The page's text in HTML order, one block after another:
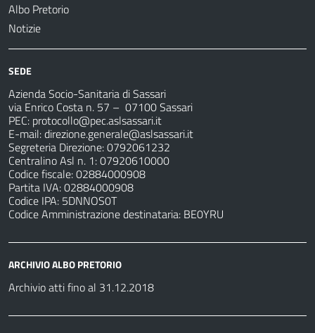
Albo Pretorio
Notizie
SEDE
Azienda Socio-Sanitaria di Sassari
via Enrico Costa n. 57 – 07100 Sassari
PEC: protocollo@pec.aslsassari.it
E-mail:direzione.generale@aslsassari.it
Segreteria Direzione: 0792061232
Centralino Asl n. 1: 07920610000
Codice fiscale: 02884000908
Partita IVA: 02884000908
Codice IPA: 5DNNOS0T
Codice Amministrazione destinataria: BE0YRU
ARCHIVIO ALBO PRETORIO
Archivio atti fino al 31.12.2018